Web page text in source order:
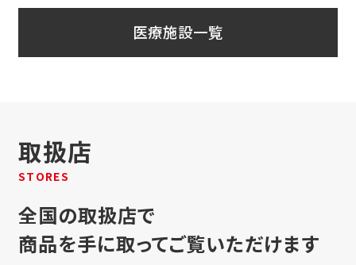
医療施設一覧
取扱店
STORES
全国の取扱店で
商品を手に取ってご覧いただけます